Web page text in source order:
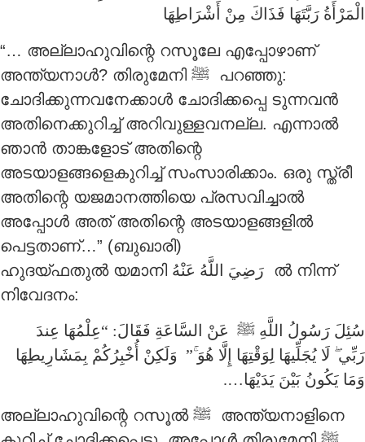
الْمَرْأَةُ رَبَّتَهَا فَذَاكَ مِنْ أَشْرَاطِهَا
“… അല്ലാഹുവിന്റെ റസൂലേ എപ്പോഴാണ്
അന്ത്യനാൾ? തിരുമേനി ‎ﷺ പറഞ്ഞു:
ചോദിക്കുന്നവനേക്കാൾ ചോദിക്കപ്പെ ടുന്നവൻ
അതിനെക്കുറിച്ച് അറിവുള്ളവനല്ല. എന്നാൽ
ഞാൻ താങ്കളോട് അതിന്റെ
അടയാളങ്ങളെകുറിച്ച് സംസാരിക്കാം. ഒരു സ്ത്രീ
അതിന്റെ യജമാനത്തിയെ പ്രസവിച്ചാൽ
അപ്പോൾ അത് അതിന്റെ അടയാളങ്ങളിൽ
പെട്ടതാണ്…” (ബുഖാരി)
ഹുദയ്ഫതുൽ യമാനി رَضِيَ اللَّهُ عَنْهُ ൽ നിന്ന്
നിവേദനം:
سُئِلَ رَسُولُ اللَّهِ ‎ﷺ عَنْ السَّاعَةِ فَقَالَ: “عِلْمُهَا عِندَ
رَبِّيۖ لَا يُجَلِّيهَا لِوَقْتِهَا إِلَّا هُوَۚ” وَلَكِنْ أُخْبِرُكُمْ بِمَشَارِيطِهَا
وَمَا يَكُونُ بَيْنَ يَدَيْهَا….
അല്ലാഹുവിന്റെ റസൂൽ ‎ﷺ അന്ത്യനാളിനെ